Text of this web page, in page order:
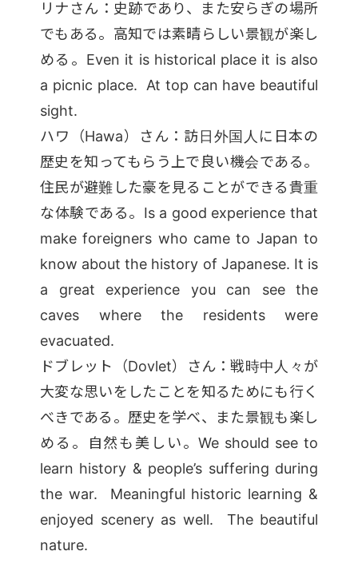
リナさん：史跡であり、また安らぎの場所
でもある。高知では素晴らしい景観が楽し
める。Even it is historical place it is also
a picnic place. At top can have beautiful
sight.
ハワ（Hawa）さん：訪日外国人に日本の
歴史を知ってもらう上で良い機会である。
住民が避難した豪を見ることができる貴重
な体験である。Is a good experience that
make foreigners who came to Japan to
know about the history of Japanese. It is
a great experience you can see the
caves where the residents were
evacuated.
ドブレット（Dovlet）さん：戦時中人々が
大変な思いをしたことを知るためにも行く
べきである。歴史を学べ、また景観も楽し
める。自然も美しい。We should see to
learn history & people’s suffering during
the war. Meaningful historic learning &
enjoyed scenery as well. The beautiful
nature.